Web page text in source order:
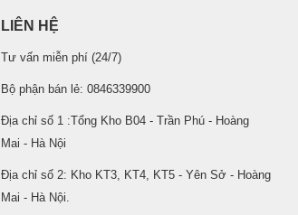
LIÊN HỆ
Tư vấn miễn phí (24/7)
Bộ phận bán lẻ: 0846339900
Địa chỉ số 1 :Tổng Kho B04 - Trần Phú - Hoàng
Mai - Hà Nội
Địa chỉ số 2: Kho KT3, KT4, KT5 - Yên Sở - Hoàng
Mai - Hà Nội.